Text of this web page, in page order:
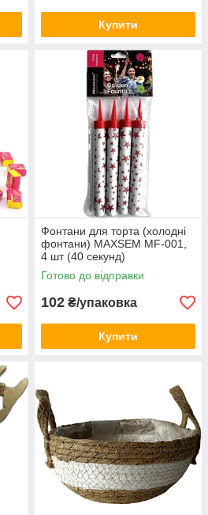
Купити
Фонтани для торта (холодні
фонтани) MAXSEM MF-001,
4 шт (40 секунд)
Готово до відправки
102 ₴/упаковка
Купити